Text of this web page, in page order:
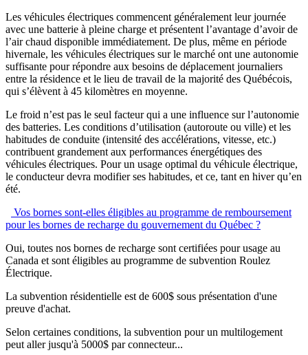
Les véhicules électriques commencent généralement leur journée
avec une batterie à pleine charge et présentent l’avantage d’avoir de
l’air chaud disponible immédiatement. De plus, même en période
hivernale, les véhicules électriques sur le marché ont une autonomie
suffisante pour répondre aux besoins de déplacement journaliers
entre la résidence et le lieu de travail de la majorité des Québécois,
qui s’élèvent à 45 kilomètres en moyenne.
Le froid n’est pas le seul facteur qui a une influence sur l’autonomie
des batteries. Les conditions d’utilisation (autoroute ou ville) et les
habitudes de conduite (intensité des accélérations, vitesse, etc.)
contribuent grandement aux performances énergétiques des
véhicules électriques. Pour un usage optimal du véhicule électrique,
le conducteur devra modifier ses habitudes, et ce, tant en hiver qu’en
été.
Vos bornes sont-elles éligibles au programme de remboursement
pour les bornes de recharge du gouvernement du Québec ?
Oui, toutes nos bornes de recharge sont certifiées pour usage au
Canada et sont éligibles au programme de subvention Roulez
Électrique.
La subvention résidentielle est de 600$ sous présentation d'une
preuve d'achat.
Selon certaines conditions, la subvention pour un multilogement
peut aller jusqu'à 5000$ par connecteur...